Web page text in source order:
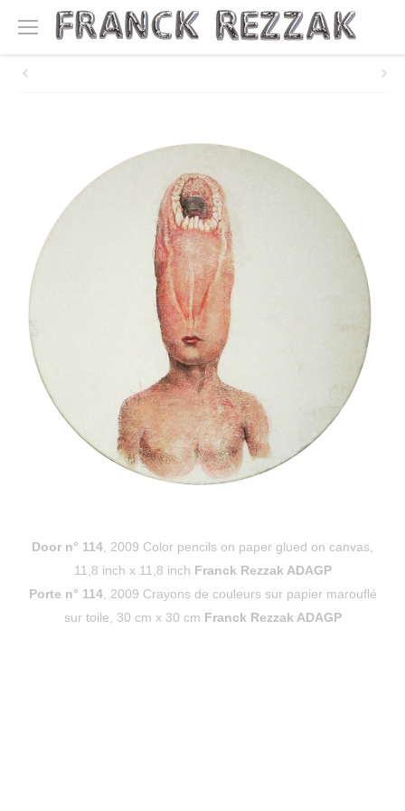
Door n° 114, 2009 Color pencils on paper glued on canvas,
11,8 inch x 11,8 inch Franck Rezzak ADAGP
Porte n° 114, 2009 Crayons de couleurs sur papier marouflé
sur toile, 30 cm x 30 cm Franck Rezzak ADAGP